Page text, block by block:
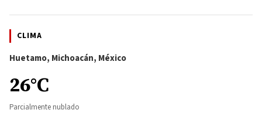
CLIMA
Huetamo, Michoacán, México
26°C
Parcialmente nublado